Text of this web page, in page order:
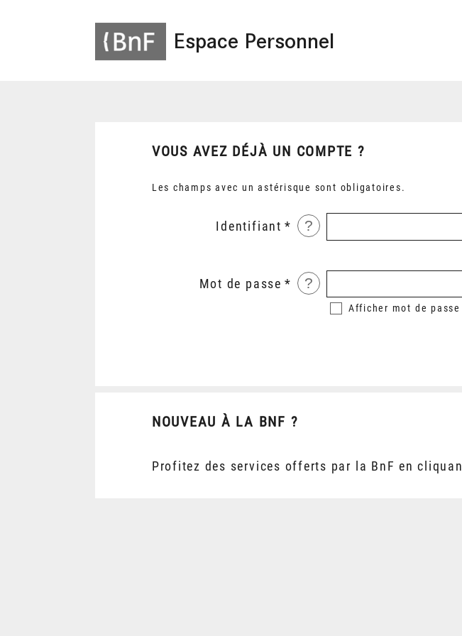
Espace Personnel
VOUS AVEZ DÉJÀ UN COMPTE ?
Les champs avec un astérisque sont obligatoires.
Identifiant ?
Mot de passe ?
Afficher mot de passe
NOUVEAU À LA BNF ?
Profitez des services offerts par la BnF en